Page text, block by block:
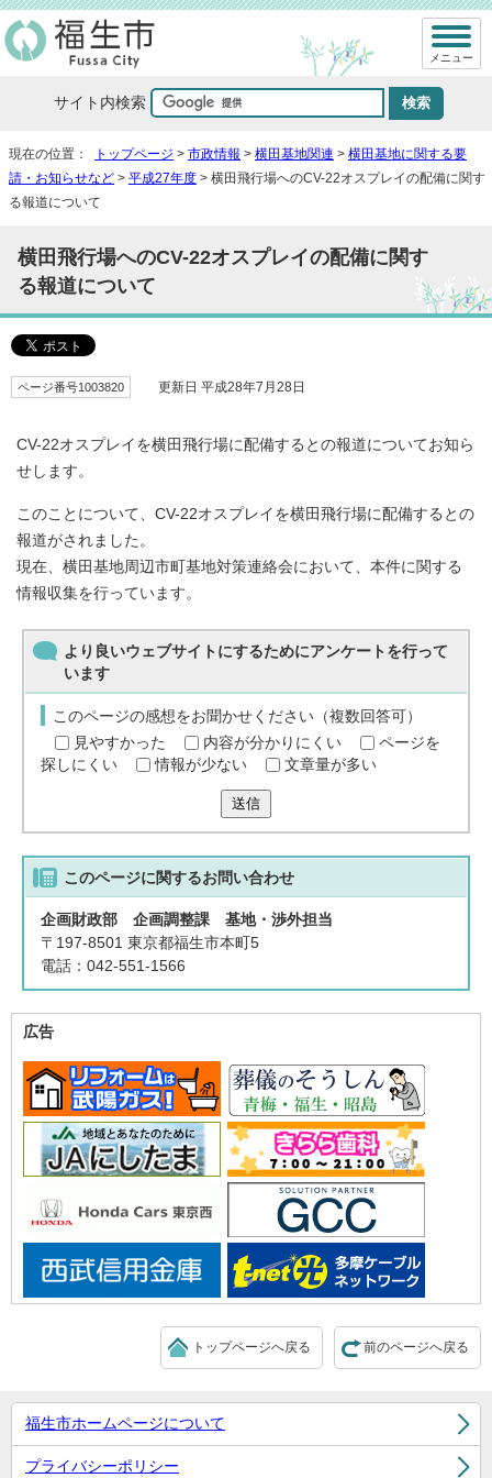
サイト内検索
メニュー
現在の位置： トップページ > 市政情報 > 横田基地関連 > 横田基地に関する要
請・お知らせなど > 平成27年度 > 横田飛行場へのCV-22オスプレイの配備に関す
る報道について
横田飛行場へのCV-22オスプレイの配備に関す
る報道について
ページ番号1003820 更新日 平成28年7月28日
CV-22オスプレイを横田飛行場に配備するとの報道についてお知ら
せします。
このことについて、CV-22オスプレイを横田飛行場に配備するとの
報道がされました。
現在、横田基地周辺市町基地対策連絡会において、本件に関する
情報収集を行っています。
より良いウェブサイトにするためにアンケートを行って
います
このページの感想をお聞かせください（複数回答可）
見やすかった
内容が分かりにくい
ページを
探しにくい
情報が少ない 文章量が多い
送信
このページに関するお問い合わせ
企画財政部 企画調整課 基地・渉外担当
〒197-8501 東京都福生市本町5
電話：042-551-1566
広告
前のページへ戻る
トップページへ戻る
福生市ホームページについて
プライバシーポリシー